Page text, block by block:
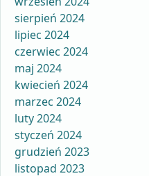
sierpień 2024
lipiec 2024
czerwiec 2024
maj 2024
kwiecień 2024
marzec 2024
luty 2024
styczeń 2024
grudzień 2023
listopad 2023